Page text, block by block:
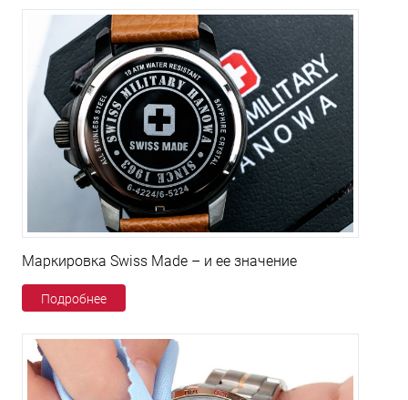
Маркировка Swiss Made – и ее значение
Подробнее